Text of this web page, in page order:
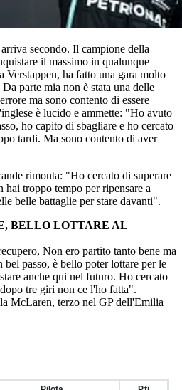
secondo. Il campione della
il massimo in qualunque
ha fatto una gara molto
parte mia non è stata una delle
ma sono contento di essere
è lucido e ammette: "Ho avuto
ho capito di sbagliare e ho cercato
tardi. Ma sono contento di aver
rimonta: "Ho cercato di superare
hai troppo tempo per ripensare a
belle battaglie per stare davanti".
BELLO LOTTARE AL
Non ero partito tanto bene ma
passo, è bello poter lottare per le
anche qui nel futuro. Ho cercato
tre giri non ce l'ho fatta".
McLaren, terzo nel GP dell'Emilia